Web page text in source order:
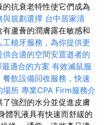
抗衰老特性使它們成為
與規劃選擇 台中居家清
有蘆薈的潤膚露在敏感和
工植牙服務，為你提供更
供合適的空間安置逝者的
適合的方案 有效滅鼠服
餐飲設備回收服務，快速
場所 專業CPA Firm服務介
強烈的水分並促進皮膚
體乳液具有快速而舒緩的